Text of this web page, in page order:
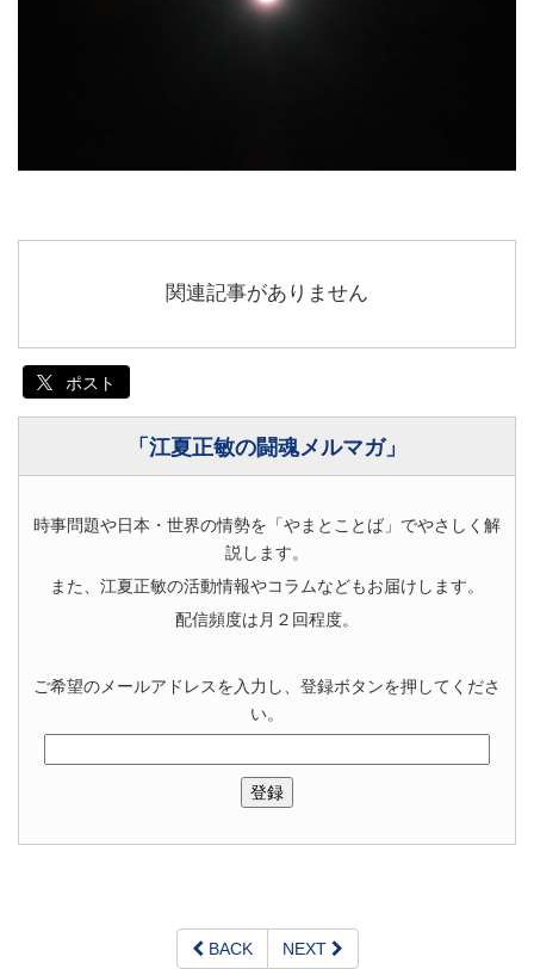
関連記事がありません
ポスト
「江夏正敏の闘魂メルマガ」
時事問題や日本・世界の情勢を「やまとことば」でやさしく解
説します。
また、江夏正敏の活動情報やコラムなどもお届けします。
配信頻度は月２回程度。
ご希望のメールアドレスを入力し、登録ボタンを押してくださ
い。
BACK NEXT